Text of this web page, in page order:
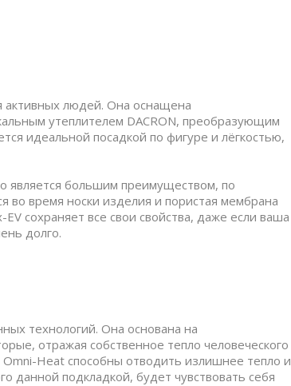
активных людей. Она оснащена
утеплителем DACRON, преобразующим
идеальной посадкой по фигуре и лёгкостью,
является большим преимуществом, по
во время носки изделия и пористая мембрана
сохраняет все свои свойства, даже если ваша
долго.
технологий. Она основана на
отражая собственное тепло человеческого
Heat способны отводить излишнее тепло и
данной подкладкой, будет чувствовать себя